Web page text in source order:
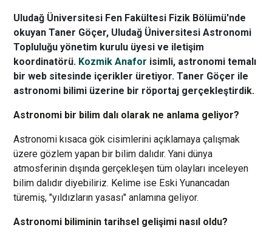
Uludağ Üniversitesi Fen Fakültesi Fizik Bölümü'nde
okuyan Taner Göçer, Uludağ Üniversitesi Astronomi
Topluluğu yönetim kurulu üyesi ve iletişim
koordinatörü. Kozmik Anafor isimli, astronomi temalı
bir web sitesinde içerikler üretiyor. Taner Göçer ile
astronomi bilimi üzerine bir röportaj gerçekleştirdik.
Astronomi bir bilim dalı olarak ne anlama geliyor?
Astronomi kısaca gök cisimlerini açıklamaya çalışmak
üzere gözlem yapan bir bilim dalıdır. Yani dünya
atmosferinin dışında gerçekleşen tüm olayları inceleyen
bilim dalıdır diyebiliriz. Kelime ise Eski Yunancadan
türemiş, "yıldızların yasası" anlamına geliyor.
Astronomi biliminin tarihsel gelişimi nasıl oldu?